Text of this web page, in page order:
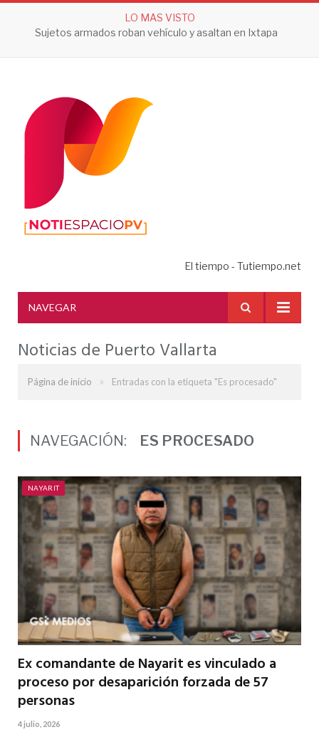
LO MAS VISTO
Sujetos armados roban vehículo y asaltan en Ixtapa
El tiempo - Tutiempo.net
NAVEGAR
Noticias de Puerto Vallarta
Página de inicio » Entradas con la etiqueta "Es procesado"
NAVEGACIÓN: ES PROCESADO
NAYARIT
Ex comandante de Nayarit es vinculado a
proceso por desaparición forzada de 57
personas
4 julio, 2026